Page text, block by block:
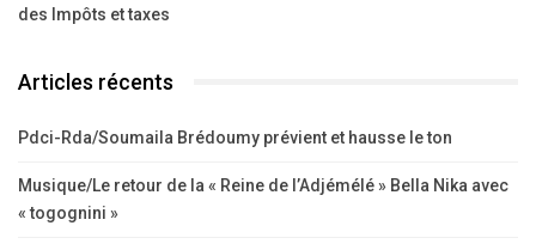
des Impôts et taxes
Articles récents
Pdci-Rda/Soumaila Brédoumy prévient et hausse le ton
Musique/Le retour de la « Reine de l’Adjémélé » Bella Nika avec
« togognini »